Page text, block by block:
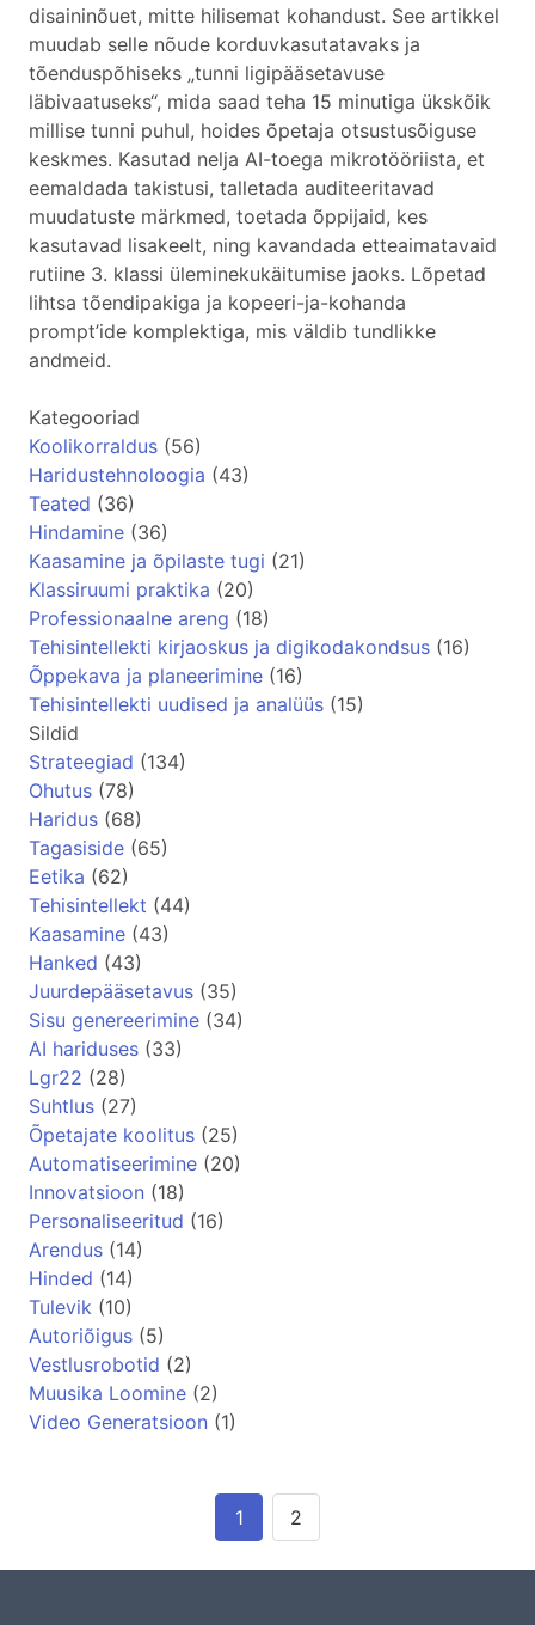
disaininõuet, mitte hilisemat kohandust. See artikkel
muudab selle nõude korduvkasutatavaks ja
tõenduspõhiseks „tunni ligipääsetavuse
läbivaatuseks“, mida saad teha 15 minutiga ükskõik
millise tunni puhul, hoides õpetaja otsustusõiguse
keskmes. Kasutad nelja AI-toega mikrotööriista, et
eemaldada takistusi, talletada auditeeritavad
muudatuste märkmed, toetada õppijaid, kes
kasutavad lisakeelt, ning kavandada etteaimatavaid
rutiine 3. klassi üleminekukäitumise jaoks. Lõpetad
lihtsa tõendipakiga ja kopeeri-ja-kohanda
prompt’ide komplektiga, mis väldib tundlikke
andmeid.
Kategooriad
Koolikorraldus (56)
Haridustehnoloogia (43)
Teated (36)
Hindamine (36)
Kaasamine ja õpilaste tugi (21)
Klassiruumi praktika (20)
Professionaalne areng (18)
Tehisintellekti kirjaoskus ja digikodakondsus (16)
Õppekava ja planeerimine (16)
Tehisintellekti uudised ja analüüs (15)
Sildid
Strateegiad (134)
Ohutus (78)
Haridus (68)
Tagasiside (65)
Eetika (62)
Tehisintellekt (44)
Kaasamine (43)
Hanked (43)
Juurdepääsetavus (35)
Sisu genereerimine (34)
AI hariduses (33)
Lgr22 (28)
Suhtlus (27)
Õpetajate koolitus (25)
Automatiseerimine (20)
Innovatsioon (18)
Personaliseeritud (16)
Arendus (14)
Hinded (14)
Tulevik (10)
Autoriõigus (5)
Vestlusrobotid (2)
Muusika Loomine (2)
Video Generatsioon (1)
1 2